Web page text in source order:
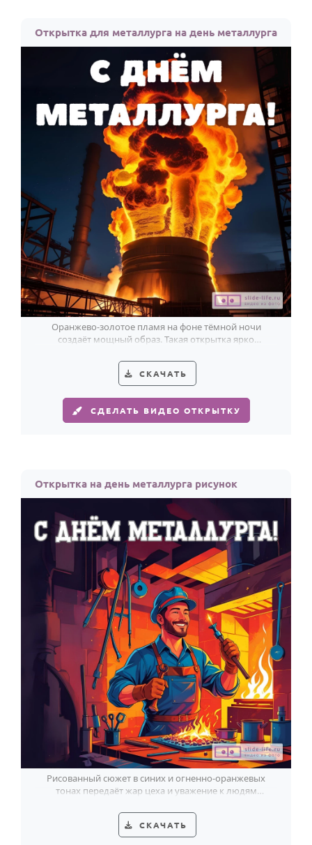
Открытка для металлурга на день металлурга
Оранжево-золотое пламя на фоне тёмной ночи
создаёт мощный образ. Такая открытка ярко
СКАЧАТЬ
СДЕЛАТЬ ВИДЕО ОТКРЫТКУ
Открытка на день металлурга рисунок
Рисованный сюжет в синих и огненно-оранжевых
тонах передаёт жар цеха и уважение к людям
СКАЧАТЬ